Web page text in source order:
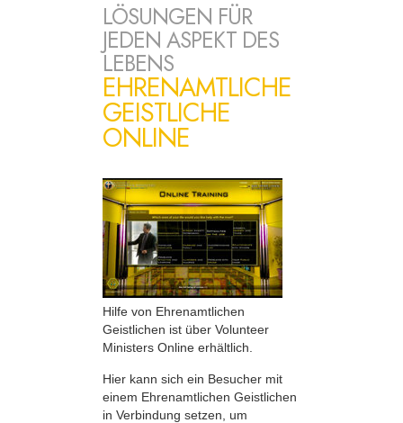
LÖSUNGEN FÜR
JEDEN ASPEKT DES
LEBENS
EHRENAMTLICHE
GEISTLICHE
ONLINE
Hilfe von Ehrenamtlichen
Geistlichen ist über Volunteer
Ministers Online erhältlich.
Hier kann sich ein Besucher mit
einem Ehrenamtlichen Geistlichen
in Verbindung setzen, um